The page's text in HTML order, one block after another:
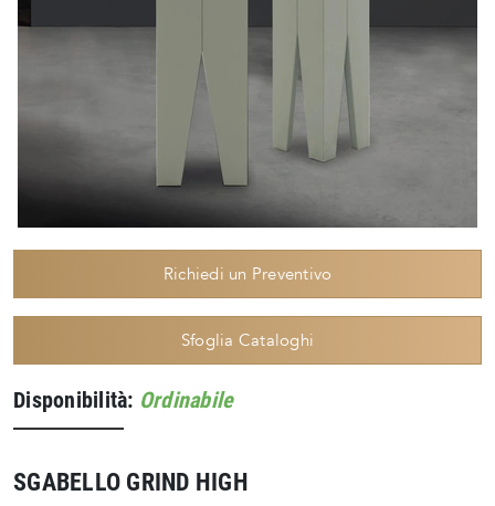
Richiedi un Preventivo
Sfoglia Cataloghi
Disponibilità: Ordinabile
SGABELLO GRIND HIGH